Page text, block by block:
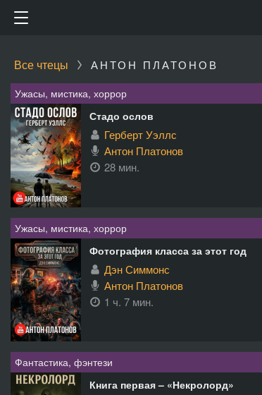
Все чтецы АНТОН ПЛАТОНОВ
Ужасы, мистика, хоррор
Стадо ослов
Герберт Уэллс
Антон Платонов
28 мин.
Ужасы, мистика, хоррор
Фотография класса за этот год
Дэн Симмонс
Антон Платонов
1 ч. 7 мин.
Фантастика, фэнтези
Книга первая – «Некролорд»